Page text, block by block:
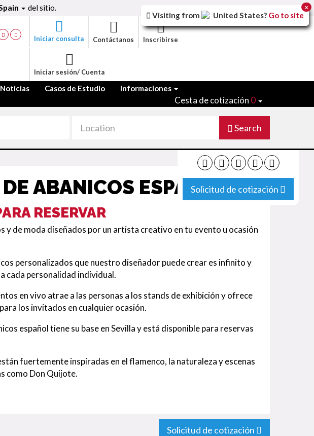
del sitio.
Iniciar consulta Contáctanos Inscribirse
Iniciar sesión/ Cuenta
Noticias Casos de Estudio Informaciones
Cesta de cotización 0
Search
Solicitud de cotización
ABANICOS ESPAÑOL
RESERVAR
y de moda diseñados por un artista creativo en tu evento u ocasión
personalizados que nuestro diseñador puede crear es infinito y
cada personalidad individual.
en vivo atrae a las personas a los stands de exhibición y ofrece
los invitados en cualquier ocasión.
español tiene su base en Sevilla y está disponible para reservas
fuertemente inspiradas en el flamenco, la naturaleza y escenas
como Don Quijote.
Solicitud de cotización
Visiting from United States? Go to site
x